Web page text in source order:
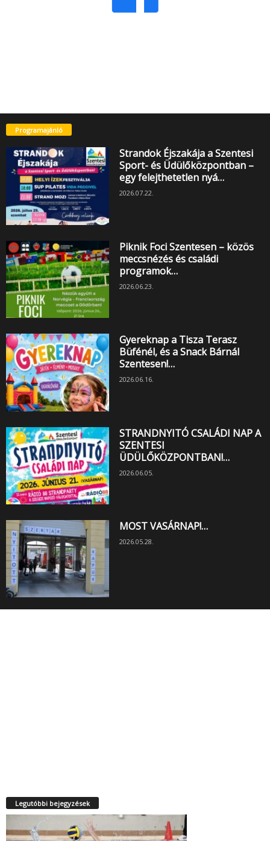
Programajánló
Strandok Éjszakája a Szentesi
Sport- és Üdülőközpontban –
egy felejthetetlen nyá…
2026.07.22.
Piknik Foci Szentesen – közös
meccsnézés és családi
programok…
2026.06.23.
Gyereknap a Tisza Terasz
Büfénél, és a Snack Bárnál
Szentesen!…
2026.06.16.
STRANDNYITÓ CSALÁDI NAP A
SZENTESI
ÜDÜLŐKÖZPONTBAN!…
2026.06.05.
MOST VASÁRNAP!…
2026.05.28.
Legutóbbi bejegyzések